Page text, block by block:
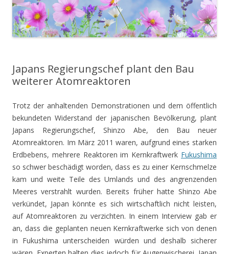
Japans Regierungschef plant den Bau
weiterer Atomreaktoren
Trotz der anhaltenden Demonstrationen und dem öffentlich
bekundeten Widerstand der japanischen Bevölkerung, plant
Japans Regierungschef, Shinzo Abe, den Bau neuer
Atomreaktoren. Im März 2011 waren, aufgrund eines starken
Erdbebens, mehrere Reaktoren im Kernkraftwerk Fukushima
so schwer beschädigt worden, dass es zu einer Kernschmelze
kam und weite Teile des Umlands und des angrenzenden
Meeres verstrahlt wurden. Bereits früher hatte Shinzo Abe
verkündet, Japan könnte es sich wirtschaftlich nicht leisten,
auf Atomreaktoren zu verzichten. In einem Interview gab er
an, dass die geplanten neuen Kernkraftwerke sich von denen
in Fukushima unterscheiden würden und deshalb sicherer